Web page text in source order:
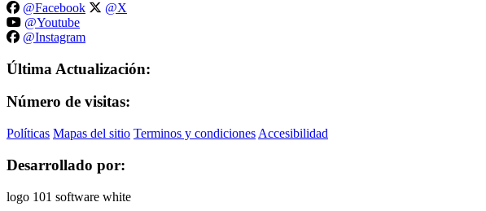
@Facebook
@X
@Youtube
@Instagram
Última Actualización:
Número de visitas:
Políticas Mapas del sitio Terminos y condiciones Accesibilidad
Desarrollado por: